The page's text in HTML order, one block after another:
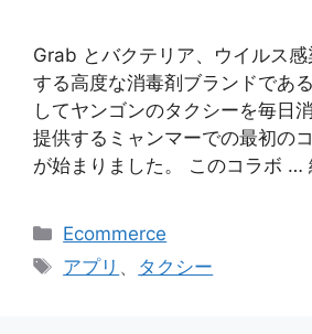
Grab とバクテリア、ウイルス
する高度な消毒剤ブランドであ
してヤンゴンのタクシーを毎日
提供するミャンマーでの最初の
が始まりました。 このコラボ
カ
テ
Ecommerce
タ
アプリ 、 タクシー